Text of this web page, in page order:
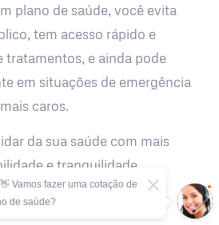
plano de saúde, você evita
tem acesso rápido e
tratamentos, e ainda pode
em situações de emergência
caros.
da sua saúde com mais
e tranquilidade.
Vamos fazer uma cotação de
de saúde?